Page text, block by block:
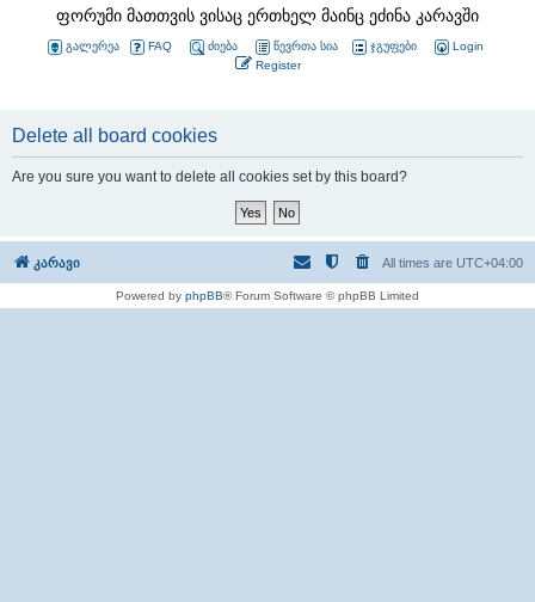
ფორუმი მათთვის ვისაც ერთხელ მაინც ეძინა კარავში
გალერეა FAQ ძიება წევრთა სია ჯგუფები
Login
Register
Delete all board cookies
Are you sure you want to delete all cookies set by this board?
კარავი All times are UTC+04:00
Powered by phpBB® Forum Software © phpBB Limited